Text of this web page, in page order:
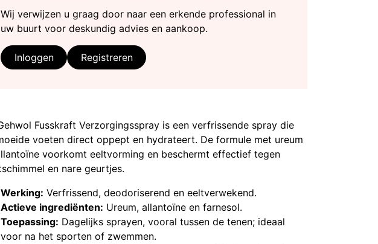
Fusskraft Verzorgingsspray is een verfrissende spray die
voeten direct oppept en hydrateert. De formule met ureum
voorkomt eeltvorming en beschermt effectief tegen
en nare geurtjes.
Werking: Verfrissend, deodoriserend en eeltverwekend.
Actieve ingrediënten: Ureum, allantoïne en farnesol.
Toepassing: Dagelijks sprayen, vooral tussen de tenen; ideaal
voor na het sporten of zwemmen.
Wij verwijzen u graag door naar een erkende professional in
uw buurt voor deskundig advies en aankoop.
Inloggen Registreren